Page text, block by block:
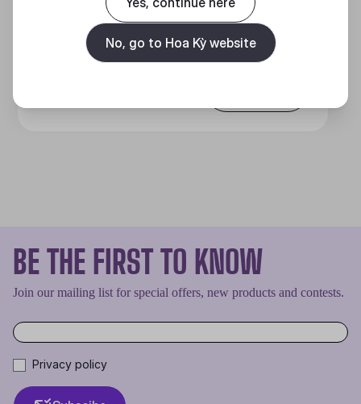
HAF 700
BE THE FIRST TO KNOW
Join our mailing list for special offers, new products and contests.
Privacy policy
No, go to Hoa Kỳ website